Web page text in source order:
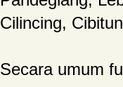
Cilincing,
Secara umum